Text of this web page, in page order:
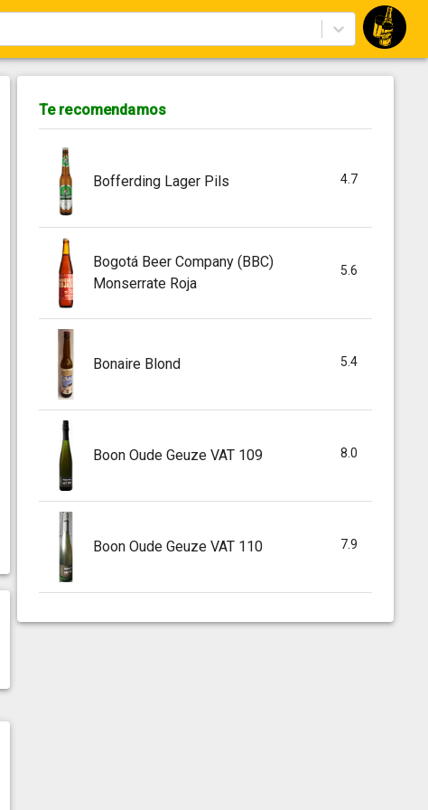
Te recomendamos
Bofferding Lager Pils 4.7
Bogotá Beer Company (BBC)
Monserrate Roja
5.6
Bonaire Blond 5.4
Boon Oude Geuze VAT 109 8.0
Boon Oude Geuze VAT 110 7.9